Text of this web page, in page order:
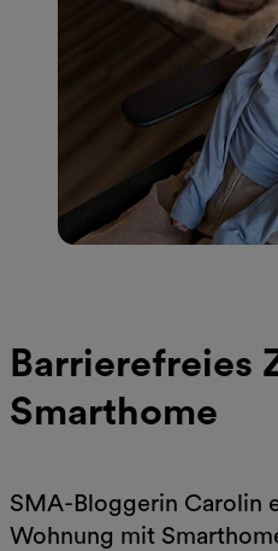
Barrierefreies
Smarthome
SMA-Bloggerin Carolin
Wohnung mit